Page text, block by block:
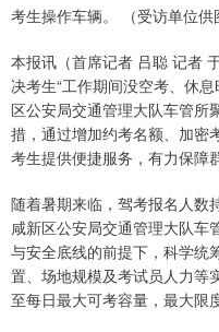
考生操作车辆。 （受访单位供
本报讯（首席记者 吕聪 记者
决考生“工作期间没空考、休
区公安局交通管理大队车管所
措，通过增加约考名额、加密
考生提供便捷服务，有力保障
随着暑期来临，驾考报名人数
咸新区公安局交通管理大队车
与安全底线的前提下，科学统
置、场地规模及考试员人力等
至每日最大可考容量，最大限